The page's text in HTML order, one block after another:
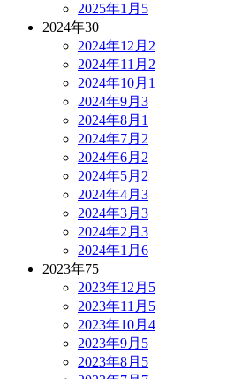
2025年1月 5
2024年30
2024年12月 2
2024年11月 2
2024年10月 1
2024年9月 3
2024年8月 1
2024年7月 2
2024年6月 2
2024年5月 2
2024年4月 3
2024年3月 3
2024年2月 3
2024年1月 6
2023年75
2023年12月 5
2023年11月 5
2023年10月 4
2023年9月 5
2023年8月 5